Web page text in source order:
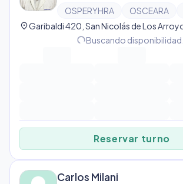
OSPERYHRA
OSCEARA
location_on
progress_activityBuscando disponibilidad…
Reservar turno
Carlos Milani